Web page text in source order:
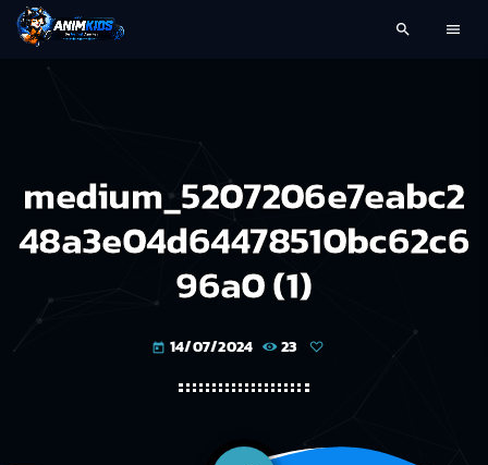
search menu
medium_5207206e7eabc2
48a3e04d64478510bc62c6
96a0 (1)
today 14/07/2024 23